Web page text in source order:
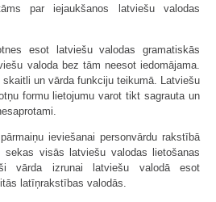
par iejaukšanos latviešu valodas
esot latviešu valodas gramatiskās
valoda bez tām neesot iedomājama.
un vārda funkciju teikumā. Latviešu
formu lietojumu varot tikt sagrauta un
ieviešanai personvārdu rakstībā
sekas visās latviešu valodas lietošanas
vārda izrunai latviešu valodā esot
latīņrakstības valodās.